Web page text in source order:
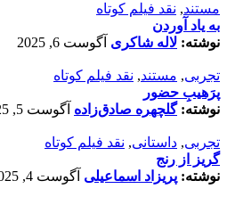
مستند, نقد فیلم کوتاه
به یاد آوردن
نوشته: لاله شاکری آگوست 6, 2025
تجربی, مستند, نقد فیلم کوتاه
پرَهیب‌ِ حضور
نوشته:گلچهره صادق‌زاده آگوست 5, 2025
تجربی, داستانی, نقد فیلم کوتاه
گریز از رنج
نوشته: پریزاد اسماعیلی آگوست 4, 2025